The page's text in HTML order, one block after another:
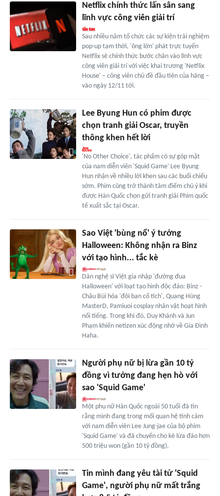
Netflix chính thức lấn sân sang
lĩnh vực công viên giải trí
Sau nhiều năm tổ chức các sự kiện trải nghiệm
pop-up tạm thời, 'ông lớn' phát trực tuyến
Netflix sẽ chính thức bước chân vào lĩnh vực
công viên giải trí với việc khai trương 'Netflix
House' – công viên chủ đề đầu tiên của hãng –
vào ngày 12/11 tới.
Lee Byung Hun có phim được
chọn tranh giải Oscar, truyền
thông khen hết lời
'No Other Choice', tác phẩm có sự góp mặt
của nam diễn viên 'Squid Game' Lee Byung
Hun nhận về nhiều lời khen sau các buổi chiếu
sớm. Phim cũng trở thành tâm điểm chú ý khi
được Hàn Quốc chọn gửi tranh giải Phim quốc
tế xuất sắc tại Oscar.
Sao Việt 'bùng nổ' ý tưởng
Halloween: Không nhận ra Binz
với tạo hình... tắc kè
Dàn nghệ sĩ Việt gia nhập 'đường đua
Halloween' với loạt tạo hình độc đáo: Binz -
Châu Bùi hóa 'đôi bạn cổ tích', Quang Hùng
MasterD, Pamiuoi cosplay nhân vật hoạt hình
nổi tiếng. Trong khi đó, Duy Khánh và Jun
Phạm khiến netizen xúc động nhớ về Gia Đình
Haha.
Người phụ nữ bị lừa gần 10 tỷ
đồng vì tưởng đang hẹn hò với
sao 'Squid Game'
Một phụ nữ Hàn Quốc ngoài 50 tuổi đã tin
rằng mình đang trong mối quan hệ tình cảm
với nam diễn viên Lee Jung-jae của bộ phim
'Squid Game' và đã chuyển cho kẻ lừa đảo hơn
500 triệu won (gần 10 tỷ đồng).
Tin mình đang yêu tài tử 'Squid
Game', người phụ nữ mất trắng